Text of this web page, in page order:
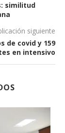
similitud
siguiente
de covid y 159
en intensivo